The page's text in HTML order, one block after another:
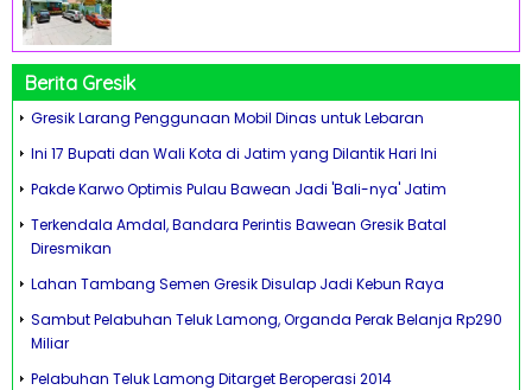
Berita Gresik
Gresik Larang Penggunaan Mobil Dinas untuk Lebaran
Ini 17 Bupati dan Wali Kota di Jatim yang Dilantik Hari Ini
Pakde Karwo Optimis Pulau Bawean Jadi 'Bali-nya' Jatim
Terkendala Amdal, Bandara Perintis Bawean Gresik Batal
Diresmikan
Lahan Tambang Semen Gresik Disulap Jadi Kebun Raya
Sambut Pelabuhan Teluk Lamong, Organda Perak Belanja Rp290
Miliar
Pelabuhan Teluk Lamong Ditarget Beroperasi 2014